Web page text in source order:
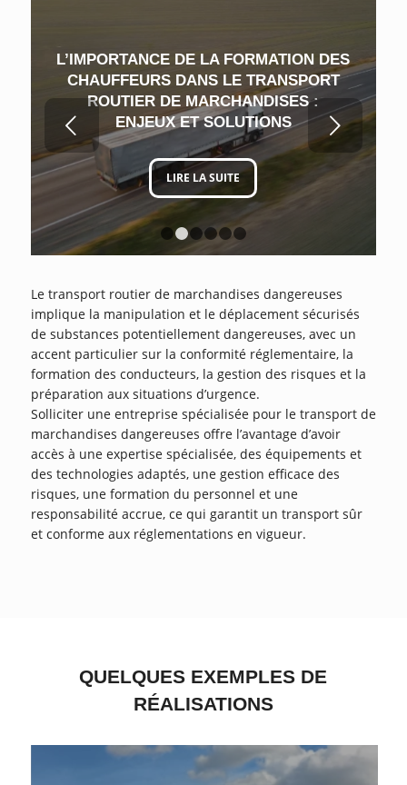
L’IMPORTANCE DE LA FORMATION DES
CHAUFFEURS DANS LE TRANSPORT
ROUTIER DE MARCHANDISES :
ENJEUX ET SOLUTIONS
LIRE LA SUITE
Suivant
Le transport routier de marchandises dangereuses
implique la manipulation et le déplacement sécurisés
de substances potentiellement dangereuses, avec un
accent particulier sur la conformité réglementaire, la
formation des conducteurs, la gestion des risques et la
préparation aux situations d’urgence.
Solliciter une entreprise spécialisée pour le transport de
marchandises dangereuses offre l’avantage d’avoir
accès à une expertise spécialisée, des équipements et
des technologies adaptés, une gestion efficace des
risques, une formation du personnel et une
responsabilité accrue, ce qui garantit un transport sûr
et conforme aux réglementations en vigueur.
QUELQUES EXEMPLES DE
RÉALISATIONS